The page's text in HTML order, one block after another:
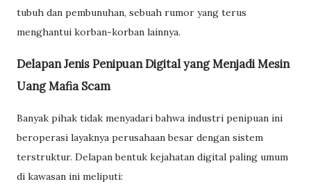
tubuh dan pembunuhan, sebuah rumor yang terus
menghantui korban-korban lainnya.
Delapan Jenis Penipuan Digital yang Menjadi Mesin
Uang Mafia Scam
Banyak pihak tidak menyadari bahwa industri penipuan ini
beroperasi layaknya perusahaan besar dengan sistem
terstruktur. Delapan bentuk kejahatan digital paling umum
di kawasan ini meliputi: